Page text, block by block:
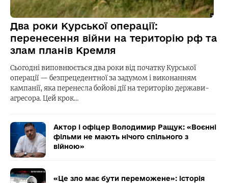
Два роки Курської операції:
перенесення війни на територію рф та
злам планів Кремля
Сьогодні виповнюється два роки від початку Курської
операції — безпрецедентної за задумом і виконанням
кампанії, яка перенесла бойові дії на територію держави-
агресора. Цей крок…
Актор і офіцер Володимир Ращук: «Воєнні
фільми не мають нічого спільного з
війною»
«Це зло має бути переможене»: історія